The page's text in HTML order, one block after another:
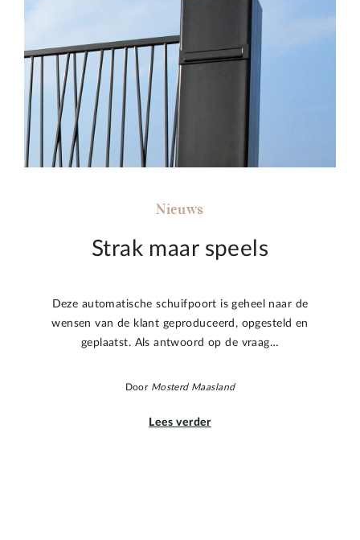
Nieuws
Strak maar speels
Deze automatische schuifpoort is geheel naar de
wensen van de klant geproduceerd, opgesteld en
geplaatst. Als antwoord op de vraag…
Door Mosterd Maasland
Lees verder